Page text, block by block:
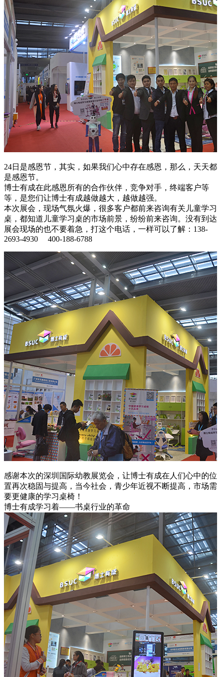
24日是感恩节，其实，如果我们心中存在感恩，那么，天天都
是感恩节。
博士有成在此感恩所有的合作伙伴，竞争对手，终端客户等
等，是您们让博士有成越做越大，越做越强。
本次展会，现场气氛火爆，很多客户都前来咨询有关儿童学习
桌，都知道儿童学习桌的市场前景，纷纷前来咨询。没有到达
展会现场的也不要着急，打这个电话，一样可以了解：138-
2693-4930 400-188-6788
感谢本次的深圳国际幼教展览会，让博士有成在人们心中的位
置再次稳固与提高，当今社会，青少年近视不断提高，市场需
要更健康的学习桌椅！
博士有成学习着——书桌行业的革命